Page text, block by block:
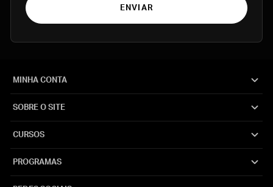
ENVIAR
MINHA CONTA
SOBRE O SITE
CURSOS
PROGRAMAS